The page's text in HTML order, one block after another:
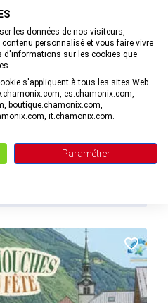
les données de nos visiteurs,
personnalisé et vous faire vivre
d'informations sur les cookies que
s'appliquent à tous les sites Web
es.chamonix.com,
boutique.chamonix.com,
it.chamonix.com.
Paramétrer